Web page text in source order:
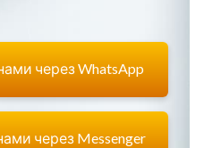
через WhatsApp
через Messenger